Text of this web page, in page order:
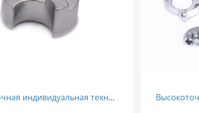
Высокоточная индивидуальная технология спекания из стали Mim детали порошковая металлургия